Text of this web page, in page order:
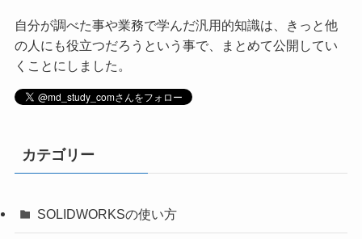
自分が調べた事や業務で学んだ汎用的知識は、きっと他
の人にも役立つだろうという事で、まとめて公開してい
くことにしました。
カテゴリー
SOLIDWORKSの使い方